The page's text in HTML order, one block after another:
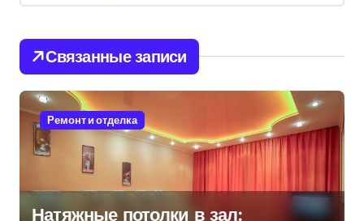
я
п
о
з
а
п
Связанные записи
Ремонт и отделка
Натяжные потолки в зал: